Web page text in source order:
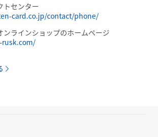
トセンター
card.co.jp/contact/phone/
ンラインショップのホームページ